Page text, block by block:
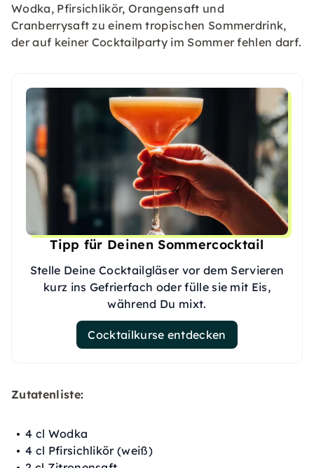
Wodka, Pfirsichlikör, Orangensaft und
Cranberrysaft zu einem tropischen Sommerdrink,
der auf keiner Cocktailparty im Sommer fehlen darf.
Tipp für Deinen Sommercocktail
Stelle Deine Cocktailgläser vor dem Servieren
kurz ins Gefrierfach oder fülle sie mit Eis,
während Du mixt.
Cocktailkurse entdecken
Zutatenliste:
4 cl Wodka
4 cl Pfirsichlikör (weiß)